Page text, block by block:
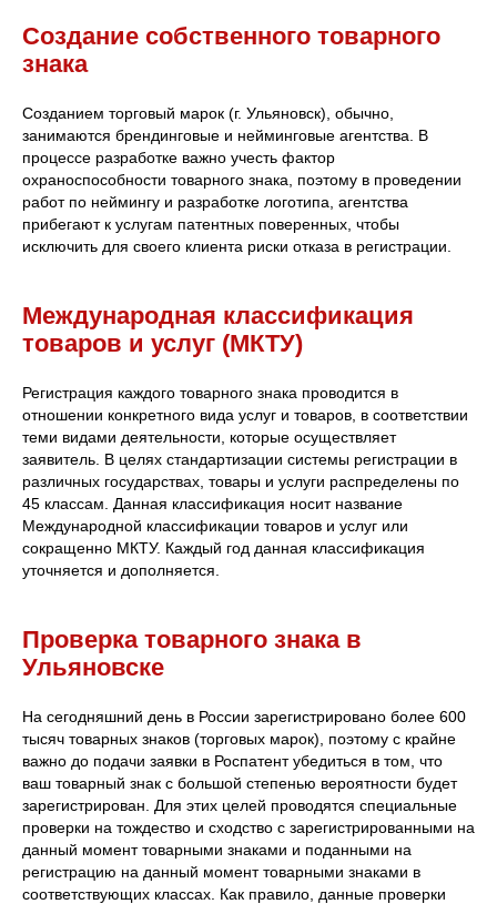
Создание собственного товарного
знака
Созданием торговый марок (г. Ульяновск), обычно,
занимаются брендинговые и нейминговые агентства. В
процессе разработке важно учесть фактор
охраноспособности товарного знака, поэтому в проведении
работ по неймингу и разработке логотипа, агентства
прибегают к услугам патентных поверенных, чтобы
исключить для своего клиента риски отказа в регистрации.
Международная классификация
товаров и услуг (МКТУ)
Регистрация каждого товарного знака проводится в
отношении конкретного вида услуг и товаров, в соответствии
теми видами деятельности, которые осуществляет
заявитель. В целях стандартизации системы регистрации в
различных государствах, товары и услуги распределены по
45 классам. Данная классификация носит название
Международной классификации товаров и услуг или
сокращенно МКТУ. Каждый год данная классификация
уточняется и дополняется.
Проверка товарного знака в
Ульяновске
На сегодняшний день в России зарегистрировано более 600
тысяч товарных знаков (торговых марок), поэтому с крайне
важно до подачи заявки в Роспатент убедиться в том, что
ваш товарный знак с большой степенью вероятности будет
зарегистрирован. Для этих целей проводятся специальные
проверки на тождество и сходство с зарегистрированными на
данный момент товарными знаками и поданными на
регистрацию на данный момент товарными знаками в
соответствующих классах. Как правило, данные проверки